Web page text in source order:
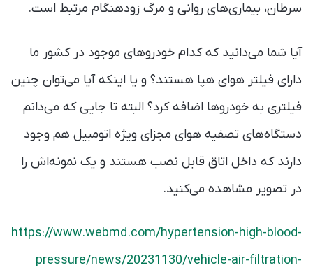
سرطان، بیماری‌های روانی و مرگ زودهنگام مرتبط است.
آیا شما می‌دانید که کدام خودروهای موجود در کشور ما
دارای فیلتر هوای هپا هستند؟ و یا اینکه آیا می‌توان چنین
فیلتری به خودروها اضافه کرد؟ البته تا جایی که می‌دانم
دستگاه‌های تصفیه هوای مجزای ویژه اتومبیل هم وجود
دارند که داخل اتاق قابل نصب هستند و یک نمونه‌اش را
در تصویر مشاهده می‌کنید.
https://www.webmd.com/hypertension-high-blood-
pressure/news/20231130/vehicle-air-filtration-